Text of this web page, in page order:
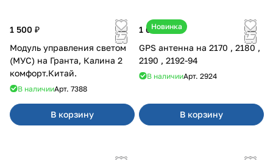
1 500 ₽
Модуль управления светом
(МУС) на Гранта, Калина 2
комфорт.Китай.
В наличииАрт. 7388
В корзину
Новинка
1 600 ₽
GPS антенна на 2170 , 2180 ,
2190 , 2192-94
В наличииАрт. 2924
В корзину